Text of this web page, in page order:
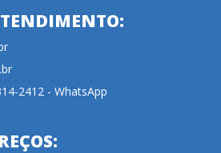
2412 - WhatsApp